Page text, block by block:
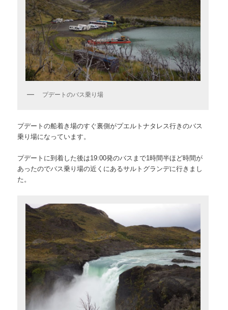
プデートのバス乗り場
プデートの船着き場のすぐ裏側がプエルトナタレス行きのバス
乗り場になっています。
プデートに到着した後は19:00発のバスまで1時間半ほど時間が
あったのでバス乗り場の近くにあるサルトグランデに行きまし
た。